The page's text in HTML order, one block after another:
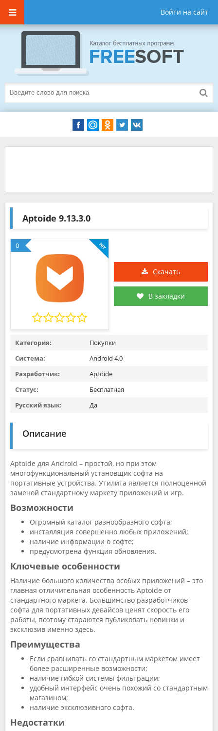
Войти на сайт
Aptoide 9.13.3.0
0
Скачать
В закладки
Категория:
Покупки
Система:
Android 4.0
Разработчик:
Aptoide
Статус:
Бесплатная
Русский язык:
Да
Описание
Aptoide для Android – простой, но при этом
многофункциональный установщик софта на
портативные устройства. Утилита является полноценной
заменой стандартному маркету приложений и игр.
Возможности
Огромный каталог разнообразного софта;
инсталляция совершенно любых приложений;
наличие информации о софте;
предусмотрена функция обновления.
Ключевые особенности
Наличие большого количества особых приложений – это
главная отличительная особенность Aptoide от
стандартного маркета. Большинство разработчиков
софта для портативных девайсов ценят скорость его
работы, поэтому стараются публиковать новинки и
эксклюзив именно здесь.
Преимущества
Если сравнивать со стандартным маркетом имеет
более расширенные возможности;
наличие гибкой системы фильтрации;
удобный интерфейс очень похожий со стандартным
магазином;
наличие эксклюзивного софта.
Недостатки